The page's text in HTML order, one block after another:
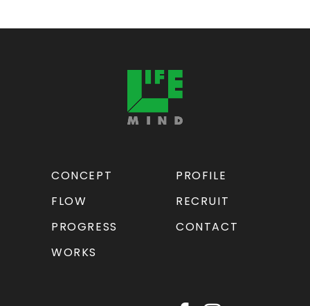
CONCEPT
PROFILE
FLOW
RECRUIT
PROGRESS
CONTACT
WORKS